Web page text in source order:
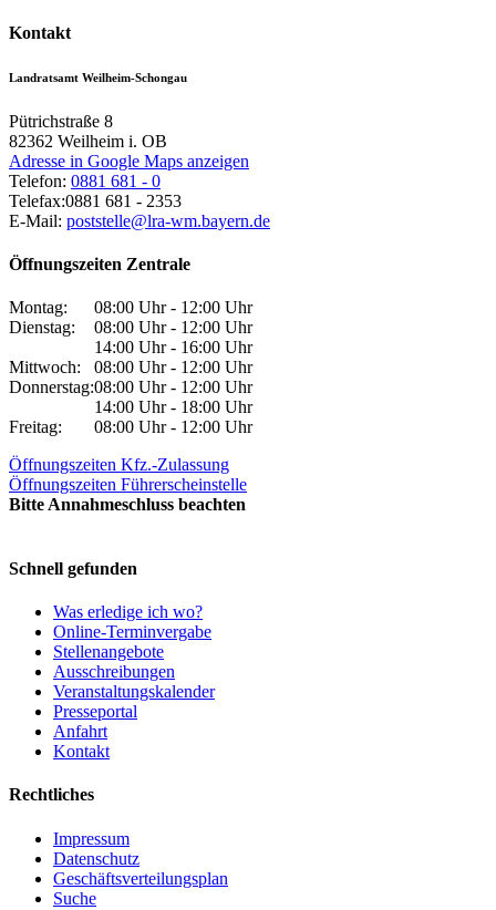
Kontakt
Landratsamt Weilheim-Schongau
Pütrichstraße 8
82362 Weilheim i. OB
Adresse in Google Maps anzeigen
Telefon: 0881 681 - 0
Telefax:0881 681 - 2353
E-Mail: poststelle@lra-wm.bayern.de
Öffnungszeiten Zentrale
Montag:
08:00 Uhr - 12:00 Uhr
Dienstag:
08:00 Uhr - 12:00 Uhr
14:00 Uhr - 16:00 Uhr
Mittwoch:
08:00 Uhr - 12:00 Uhr
Donnerstag:08:00 Uhr - 12:00 Uhr
14:00 Uhr - 18:00 Uhr
Freitag:
08:00 Uhr - 12:00 Uhr
Öffnungszeiten Kfz.-Zulassung
Öffnungszeiten Führerscheinstelle
Bitte Annahmeschluss beachten
Schnell gefunden
Was erledige ich wo?
Online-Terminvergabe
Stellenangebote
Ausschreibungen
Veranstaltungskalender
Presseportal
Anfahrt
Kontakt
Rechtliches
Impressum
Datenschutz
Geschäftsverteilungsplan
Suche